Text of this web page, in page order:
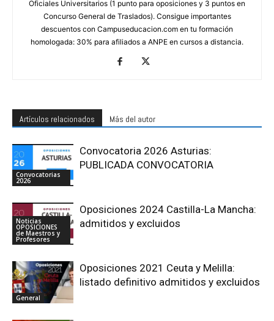
Oficiales Universitarios (1 punto para oposiciones y 3 puntos en
Concurso General de Traslados). Consigue importantes
descuentos con Campuseducacion.com en tu formación
homologada: 30% para afiliados a ANPE en cursos a distancia.
Artículos relacionados Más del autor
Convocatorias
2026
Convocatoria 2026 Asturias:
PUBLICADA CONVOCATORIA
Noticias
OPOSICIONES
de Maestros y
Profesores
Oposiciones 2024 Castilla-La Mancha:
admitidos y excluidos
General
Oposiciones 2021 Ceuta y Melilla:
listado definitivo admitidos y excluidos